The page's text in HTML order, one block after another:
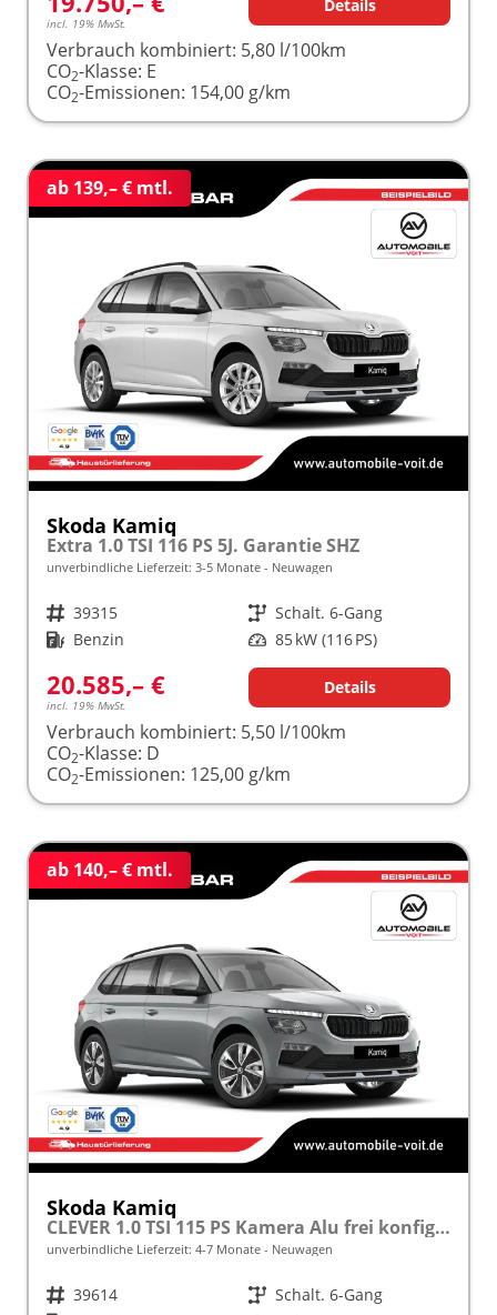
incl. 19% MwSt.
Details
Verbrauch kombiniert: 5,80 l/100km
CO2-Klasse: E
CO2-Emissionen: 154,00 g/km
ab 139,– € mtl.
Skoda Kamiq
Extra 1.0 TSI 116 PS 5J. Garantie SHZ
unverbindliche Lieferzeit: 3-5 Monate Neuwagen
Fahrzeugnr. 39315 Getriebe Schalt. 6-Gang
Kraftstoff Benzin Leistung 85 kW (116 PS)
20.585,– €
incl. 19% MwSt.
Details
Verbrauch kombiniert: 5,50 l/100km
CO2-Klasse: D
CO2-Emissionen: 125,00 g/km
ab 140,– € mtl.
Skoda Kamiq
CLEVER 1.0 TSI 115 PS Kamera Alu frei konfigurierbar!
unverbindliche Lieferzeit: 4-7 Monate Neuwagen
Fahrzeugnr. 39614 Getriebe Schalt. 6-Gang